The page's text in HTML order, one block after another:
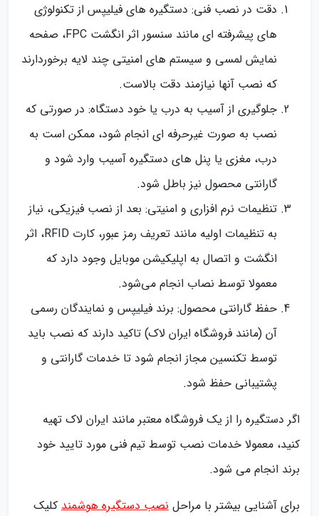
دقت در نصب فنی: دستگیره های فیلیپس از تکنولوژی
های پیشرفته ای مانند سنسور اثر انگشت FPC، صفحه
نمایش لمسی و سیستم های امنیتی چند لایه برخوردارند
که نصب آنها نیازمند دقت بالاست.
جلوگیری از آسیب به درب یا خود دستگاه: در صورتی که
نصب به صورت غیرحرفه ای انجام شود، ممکن است به
درب، مغزی یا پنل های دستگیره آسیب وارد شود و
گارانتی محصول نیز باطل شود.
تنظیمات نرم افزاری و امنیتی: بعد از نصب فیزیکی، نیاز
به تنظیمات اولیه مانند تعریف رمز عبور، کارت RFID، اثر
انگشت و اتصال به اپلیکیشن موبایل وجود دارد که
معمولا توسط نصاب انجام می‌شود.
حفظ گارانتی محصول: برند فیلیپس و نمایندگان رسمی
آن (مانند فروشگاه ایران لاک) تاکید دارند که نصب باید
توسط تکنسین مجاز انجام شود تا خدمات گارانتی و
پشتیبانی حفظ شود.
اگر دستگیره را از یک فروشگاه معتبر مانند ایران لاک تهیه
کنید، معمولا خدمات نصب توسط تیم فنی مورد تایید خود
برند انجام می شود.
برای آشنایی بیشتر با مراحل نصب دستگیره هوشمند کلیک